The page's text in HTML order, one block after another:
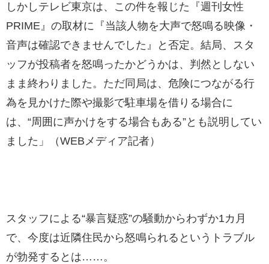
しかしテレビ東京は、この件を報じた『週刊女性
PRIME』の取材に『当該人物を大声で怒鳴る映像・
音声は確認できませんでした』と否定。結局、スタ
ッフが投稿者を怒鳴ったかどうかは、判然としない
まま終わりました。ただ同局は、危険につながる行
為を見かけた際や撮影で駐車場を借りる場合に
は、“周囲に声かけをする場合もある”とも説明してい
ました」（WEBメディア記者）
スタッフによる“暴言疑惑”の騒動からわずか1カ月
で、今度は近隣住民から怒鳴られるというトラブル
が勃発するとは……。